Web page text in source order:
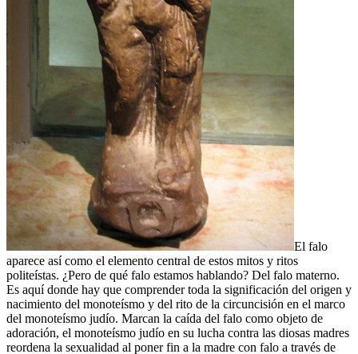
El falo
aparece así como el elemento central de estos mitos y ritos
politeístas. ¿Pero de qué falo estamos hablando? Del falo materno.
Es aquí donde hay que comprender toda la significación del origen y
nacimiento del monoteísmo y del rito de la circuncisión en el marco
del monoteísmo judío. Marcan la caída del falo como objeto de
adoración, el monoteísmo judío en su lucha contra las diosas madres
reordena la sexualidad al poner fin a la madre con falo a través de